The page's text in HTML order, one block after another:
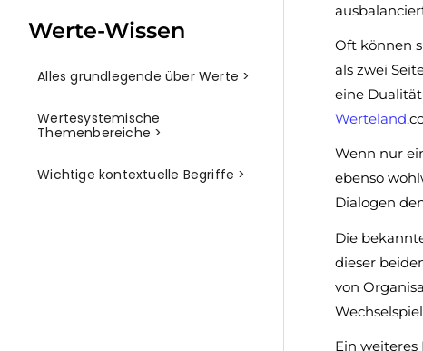
Werte-Wissen
Alles grundlegende über Werte >
Wertesystemische
Themenbereiche >
Wichtige kontextuelle Begriffe >
Oft können
als zwei
eine
Werteland
Wenn nur
ebenso
Dialogen
Die
dieser
von
Ein weiteres